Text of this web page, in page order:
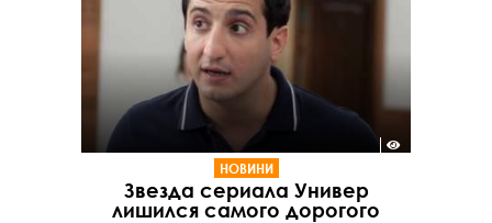
НОВИНИ
Звезда сериала Универ
лишился самого дорогого